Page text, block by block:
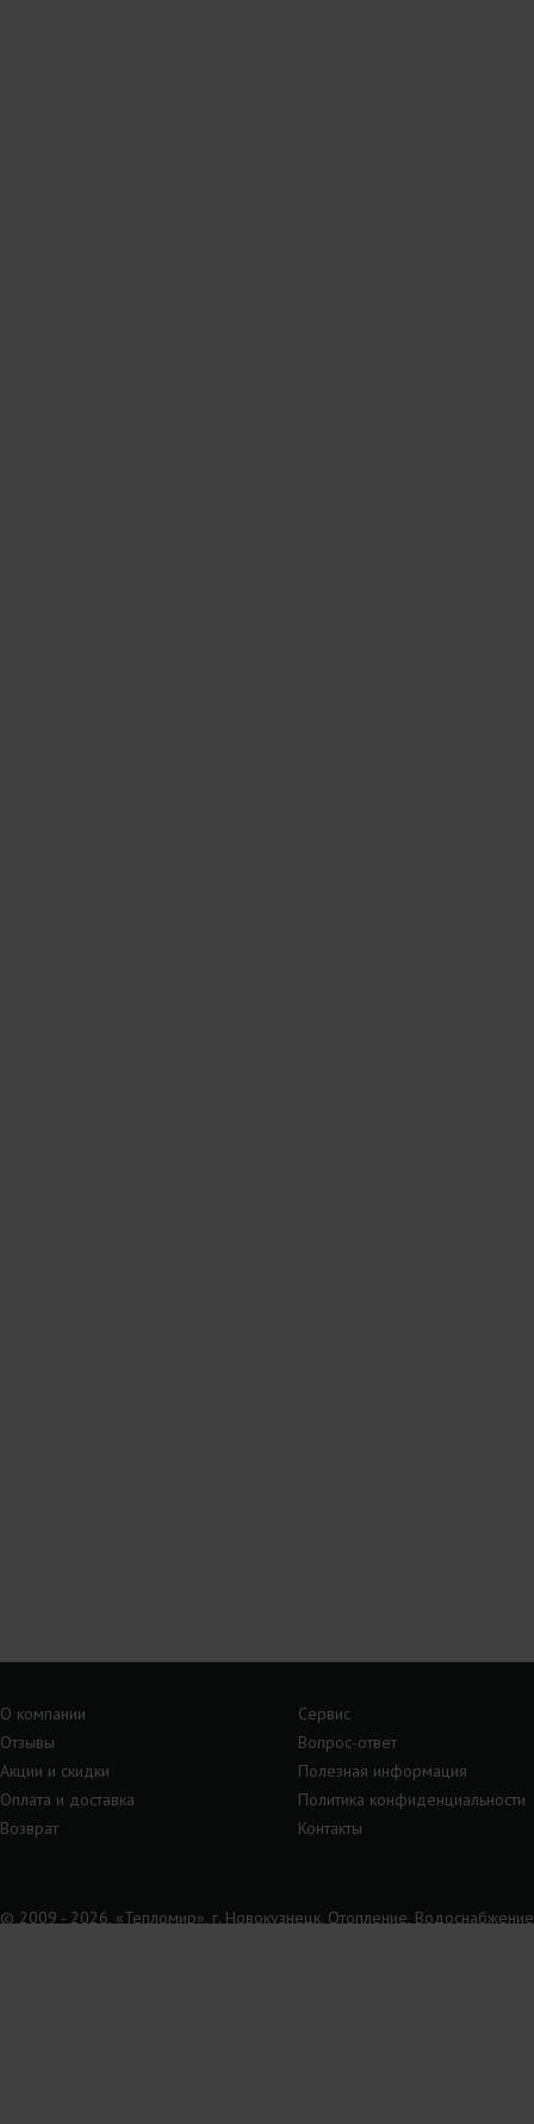
О компании
Сервис
Отзывы
Вопрос-ответ
Акции и скидки
Полезная информация
Оплата и доставка
Политика конфиденциальности
Возврат
Контакты
© 2009 - 2026, «Тепломир», г. Новокузнецк. Отопление,